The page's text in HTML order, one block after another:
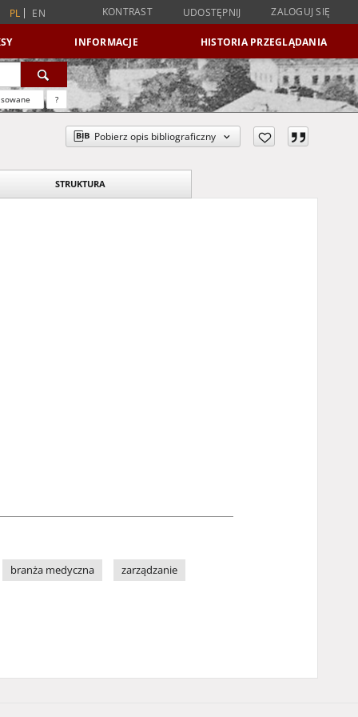
PL EN KONTRAST UDOSTĘPNIJ ZALOGUJ SIĘ
INFORMACJE HISTORIA PRZEGLĄDANIA
?
Pobierz opis bibliograficzny
STRUKTURA
branża medyczna
zarządzanie